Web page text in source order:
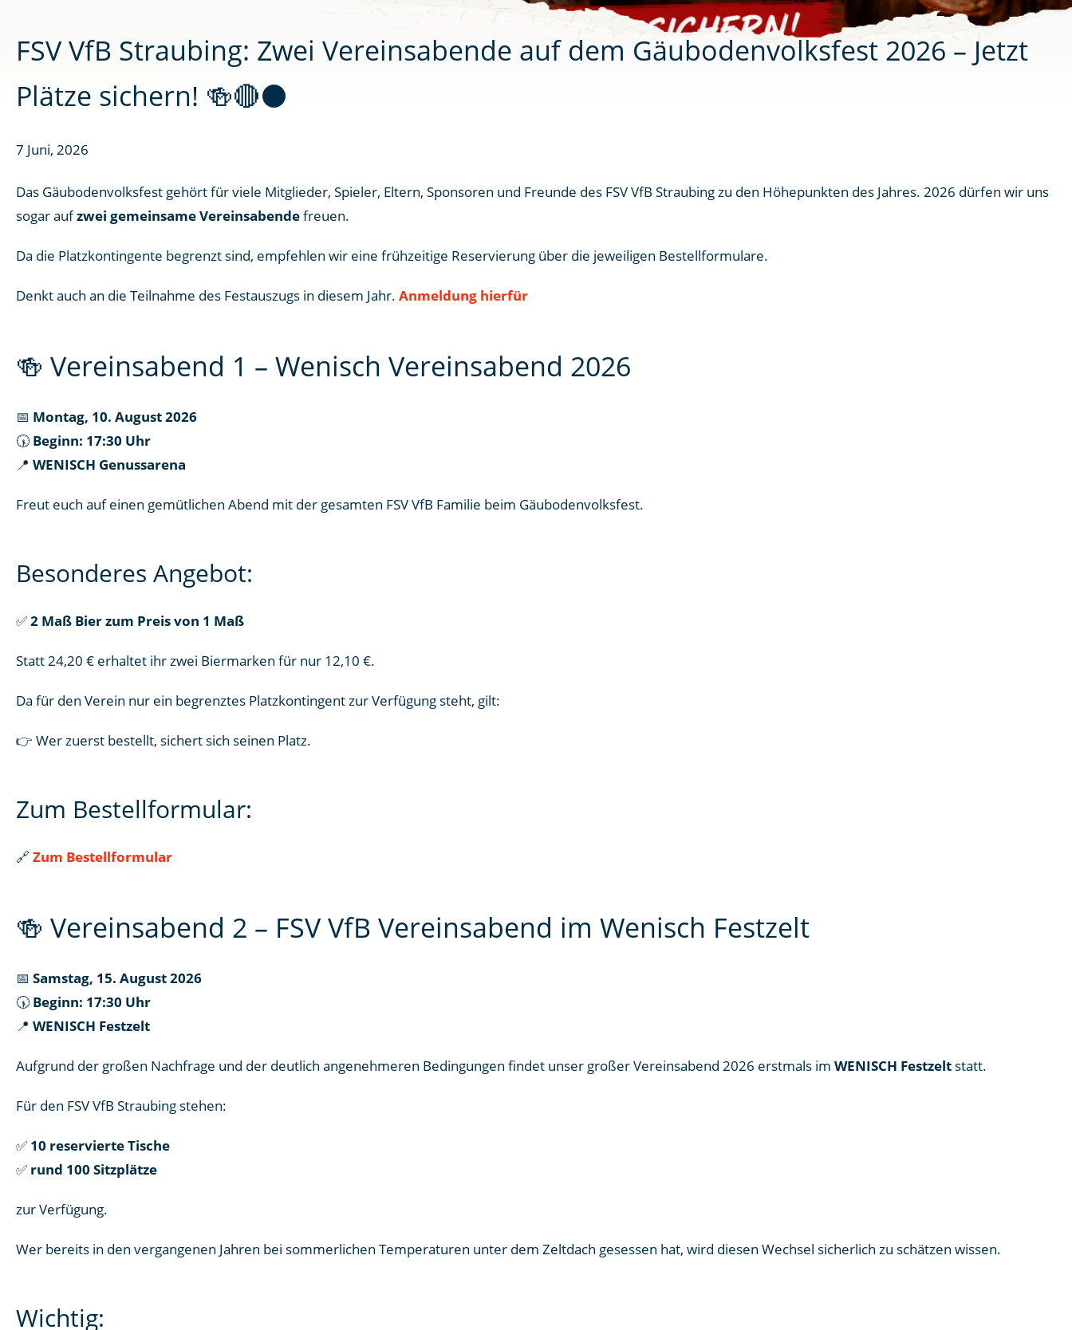
FSV VfB Straubing: Zwei Vereinsabende auf dem Gäubodenvolksfest 2026 – Jetzt
Plätze sichern! 🍻🔴⚫
7 Juni, 2026
Das Gäubodenvolksfest gehört für viele Mitglieder, Spieler, Eltern, Sponsoren und Freunde des FSV VfB Straubing zu den Höhepunkten des Jahres. 2026 dürfen wir uns
sogar aufzwei gemeinsame Vereinsabendefreuen.
Da die Platzkontingente begrenzt sind, empfehlen wir eine frühzeitige Reservierung über die jeweiligen Bestellformulare.
Denkt auch an die Teilnahme des Festauszugs in diesem Jahr. Anmeldung hierfür
🍻 Vereinsabend 1 – Wenisch Vereinsabend 2026
📅 Montag, 10. August 2026
🕠Beginn: 17:30 Uhr
📍 WENISCH Genussarena
Freut euch auf einen gemütlichen Abend mit der gesamten FSV VfB Familie beim Gäubodenvolksfest.
Besonderes Angebot:
✅2 Maß Bier zum Preis von 1 Maß
Statt 24,20 € erhaltet ihr zwei Biermarken für nur 12,10 €.
Da für den Verein nur ein begrenztes Platzkontingent zur Verfügung steht, gilt:
👉 Wer zuerst bestellt, sichert sich seinen Platz.
Zum Bestellformular:
🔗 Zum Bestellformular
🍻 Vereinsabend 2 – FSV VfB Vereinsabend im Wenisch Festzelt
📅 Samstag, 15. August 2026
🕠Beginn: 17:30 Uhr
📍 WENISCH Festzelt
Aufgrund der großen Nachfrage und der deutlich angenehmeren Bedingungen findet unser großer Vereinsabend 2026 erstmals im WENISCH Festzelt statt.
Für den FSV VfB Straubing stehen:
✅ 10 reservierte Tische
✅ rund 100 Sitzplätze
zur Verfügung.
Wer bereits in den vergangenen Jahren bei sommerlichen Temperaturen unter dem Zeltdach gesessen hat, wird diesen Wechsel sicherlich zu schätzen wissen.
Wichtig: